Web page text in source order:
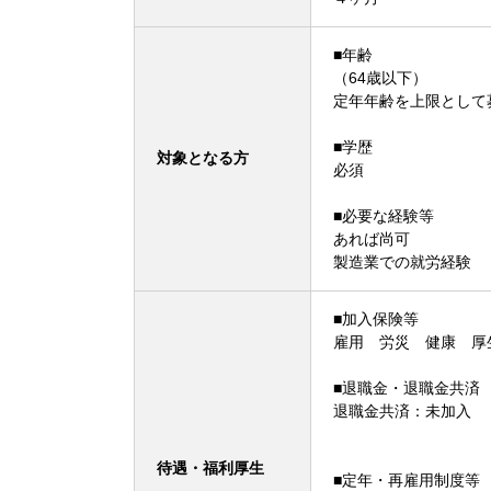
対象となる方
■年齢
（64歳以下）
定年年齢を上限として
■学歴
必須
■必要な経験等
あれば尚可
製造業での就労経験
待遇・福利厚生
■加入保険等
雇用 労災 健康 厚
■退職金・退職金共済
退職金共済：未加入
■定年・再雇用制度等